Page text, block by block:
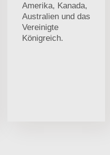
Amerika, Kanada,
Australien und das
Vereinigte
Königreich.